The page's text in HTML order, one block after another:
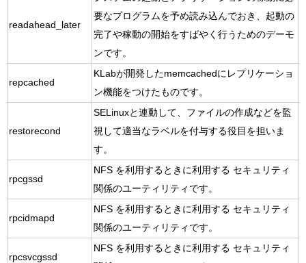
readahead_later
要なプログラムを予め読み込んでおき、起動の
完了や稼動の開始をすばやく行うためのデーモ
ンです。
repcached
KLabが開発したmemcachedにレプリケーショ
ン機能をつけたものです。
restorecond
SELinuxと連動して、ファイルの作成などを監
視して適当なラベルを付与する役目を担いま
す。
rpcgssd
NFS を利用するときに利用する セキュリティ
関係のユーティリティです。
rpcidmapd
NFS を利用するときに利用する セキュリティ
関係のユーティリティです。
rpcsvcgssd
NFS を利用するときに利用する セキュリティ